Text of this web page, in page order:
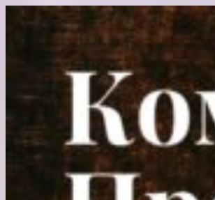
Перейти
содержимому